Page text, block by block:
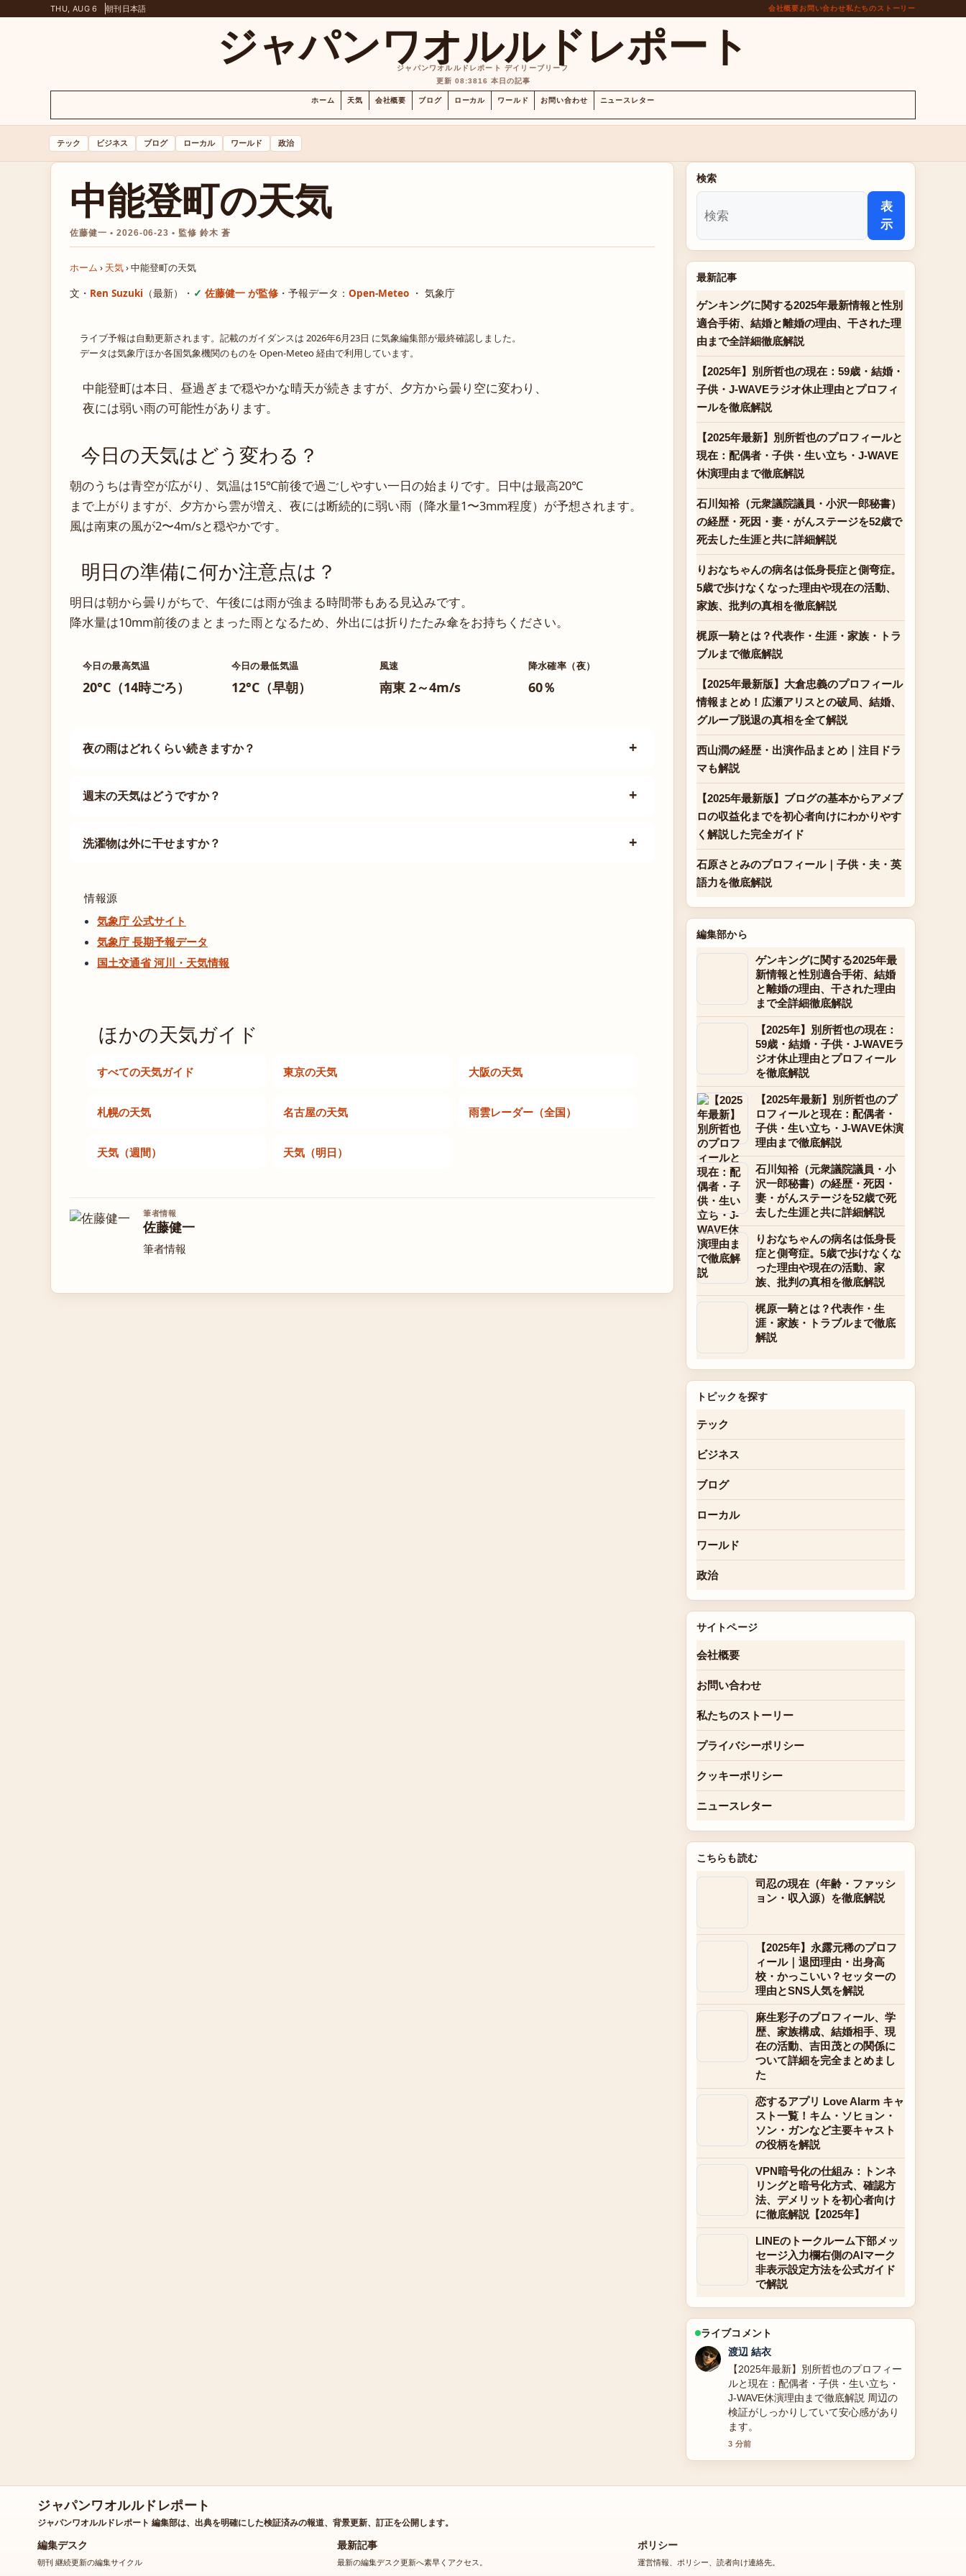
THU, AUG 6 朝刊 日本語 会社概要お問い合わせ私たちのストーリー
ジャパンワオルルドレポート
ジャパンワオルルドレポート デイリーブリーフ
更新 08:3816 本日の記事
ホーム 天気 会社概要 ブログ ローカル ワールド お問い合わせ ニュースレター
テック ビジネス ブログ ローカル ワールド 政治
中能登町の天気
佐藤健一 • 2026-06-23 • 監修 鈴木 蒼
ホーム › 天気›中能登町の天気
文・ Ren Suzuki （最新） ・ 佐藤健一 が監修 ・ 予報データ： Open-Meteo ・ 気象庁
ライブ予報は自動更新されます。記載のガイダンスは 2026年6月23日 に気象編集部が最終確認しました。
データは気象庁ほか各国気象機関のものを Open-Meteo 経由で利用しています。
中能登町は本日、昼過ぎまで穏やかな晴天が続きますが、夕方から曇り空に変わり、
夜には弱い雨の可能性があります。
今日の天気はどう変わる？
朝のうちは青空が広がり、気温は15℃前後で過ごしやすい一日の始まりです。日中は最高20℃
まで上がりますが、夕方から雲が増え、夜には断続的に弱い雨（降水量1〜3mm程度）が予想されます。
風は南東の風が2〜4m/sと穏やかです。
明日の準備に何か注意点は？
明日は朝から曇りがちで、午後には雨が強まる時間帯もある見込みです。
降水量は10mm前後のまとまった雨となるため、外出には折りたたみ傘をお持ちください。
今日の最高気温
20°C（14時ごろ）
今日の最低気温
12°C（早朝）
風速
南東 2～4m/s
降水確率（夜）
60％
夜の雨はどれくらい続きますか？
週末の天気はどうですか？
洗濯物は外に干せますか？
情報源
気象庁 公式サイト
気象庁 長期予報データ
国土交通省 河川・天気情報
ほかの天気ガイド
すべての天気ガイド 東京の天気 大阪の天気
札幌の天気 名古屋の天気 雨雲レーダー（全国）
天気（週間） 天気（明日）
筆者情報
佐藤健一
筆者情報
検索
表
示
最新記事
ゲンキングに関する2025年最新情報と性別
適合手術、結婚と離婚の理由、干された理
由まで全詳細徹底解説
【2025年】別所哲也の現在：59歳・結婚・
子供・J-WAVEラジオ休止理由とプロフィ
ールを徹底解説
【2025年最新】別所哲也のプロフィールと
現在：配偶者・子供・生い立ち・J-WAVE
休演理由まで徹底解説
石川知裕（元衆議院議員・小沢一郎秘書）
の経歴・死因・妻・がんステージを52歳で
死去した生涯と共に詳細解説
りおなちゃんの病名は低身長症と側弯症。
5歳で歩けなくなった理由や現在の活動、
家族、批判の真相を徹底解説
梶原一騎とは？代表作・生涯・家族・トラ
ブルまで徹底解説
【2025年最新版】大倉忠義のプロフィール
情報まとめ！広瀬アリスとの破局、結婚、
グループ脱退の真相を全て解説
西山潤の経歴・出演作品まとめ｜注目ドラ
マも解説
【2025年最新版】ブログの基本からアメブ
ロの収益化までを初心者向けにわかりやす
く解説した完全ガイド
石原さとみのプロフィール｜子供・夫・英
語力を徹底解説
編集部から
ゲンキングに関する2025年最
新情報と性別適合手術、結婚
と離婚の理由、干された理由
まで全詳細徹底解説
【2025年】別所哲也の現在：
59歳・結婚・子供・J-WAVEラ
ジオ休止理由とプロフィール
を徹底解説
【2025年最新】別所哲也のプ
ロフィールと現在：配偶者・
子供・生い立ち・J-WAVE休演
理由まで徹底解説
石川知裕（元衆議院議員・小
沢一郎秘書）の経歴・死因・
妻・がんステージを52歳で死
去した生涯と共に詳細解説
りおなちゃんの病名は低身長
症と側弯症。5歳で歩けなくな
った理由や現在の活動、家
族、批判の真相を徹底解説
梶原一騎とは？代表作・生
涯・家族・トラブルまで徹底
解説
トピックを探す
テック
ビジネス
ブログ
ローカル
ワールド
政治
サイトページ
会社概要
お問い合わせ
私たちのストーリー
プライバシーポリシー
クッキーポリシー
ニュースレター
こちらも読む
司忍の現在（年齢・ファッシ
ョン・収入源）を徹底解説
【2025年】永露元稀のプロフ
ィール｜退団理由・出身高
校・かっこいい？セッターの
理由とSNS人気を解説
麻生彩子のプロフィール、学
歴、家族構成、結婚相手、現
在の活動、吉田茂との関係に
ついて詳細を完全まとめまし
た
恋するアプリ Love Alarm キャ
スト一覧！キム・ソヒョン・
ソン・ガンなど主要キャスト
の役柄を解説
VPN暗号化の仕組み：トンネ
リングと暗号化方式、確認方
法、デメリットを初心者向け
に徹底解説【2025年】
LINEのトークルーム下部メッ
セージ入力欄右側のAIマーク
非表示設定方法を公式ガイド
で解説
ライブコメント
小林 大智
ゲンキングに関する2025年最新情報と
性別適合手術、結婚と離婚の理由、干
された理由まで全詳細徹底解説 の整理
がとても分かりやすいです。今日の中
でも特に読みやすいです。
5 分前
ジャパンワオルルドレポート
ジャパンワオルルドレポート 編集部は、出典を明確にした検証済みの報道、背景更新、訂正を公開します。
編集デスク
朝刊 継続更新の編集サイクル
最新記事
最新の編集デスク更新へ素早くアクセス。
ポリシー
運営情報、ポリシー、読者向け連絡先。